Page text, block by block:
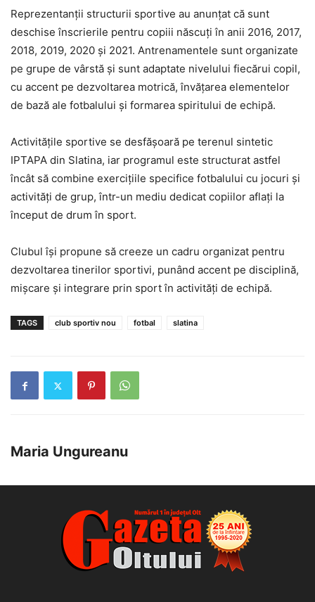
Reprezentanții structurii sportive au anunțat că sunt
deschise înscrierile pentru copiii născuți în anii 2016, 2017,
2018, 2019, 2020 și 2021. Antrenamentele sunt organizate
pe grupe de vârstă și sunt adaptate nivelului fiecărui copil,
cu accent pe dezvoltarea motrică, învățarea elementelor
de bază ale fotbalului și formarea spiritului de echipă.
Activitățile sportive se desfășoară pe terenul sintetic
IPTAPA din Slatina, iar programul este structurat astfel
încât să combine exercițiile specifice fotbalului cu jocuri și
activități de grup, într-un mediu dedicat copiilor aflați la
început de drum în sport.
Clubul își propune să creeze un cadru organizat pentru
dezvoltarea tinerilor sportivi, punând accent pe disciplină,
mișcare și integrare prin sport în activități de echipă.
TAGS club sportiv nou fotbal slatina
Maria Ungureanu